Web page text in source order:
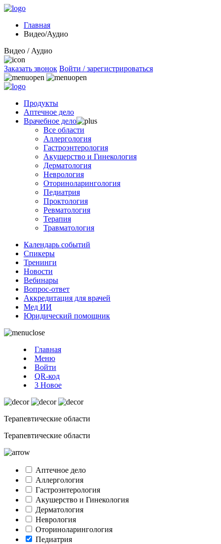
Главная
Видео/Аудио
Видео / Аудио
Заказать звонок Войти / зарегистрироваться
Продукты
Аптечное дело
Врачебное дело
Все области
Аллергология
Гастроэнтерология
Акушерство и Гинекология
Дерматология
Неврология
Оториноларингология
Педиатрия
Проктология
Ревматология
Терапия
Травматология
Календарь событий
Спикеры
Тренинги
Новости
Вебинары
Вопрос-ответ
Аккредитация для врачей
Мед ИИ
Юридический помощник
Главная
Меню
Войти
QR-код
3 Новое
Терапевтические области
Терапевтические области
Аптечное дело
Аллергология
Гастроэнтерология
Акушерство и Гинекология
Дерматология
Неврология
Оториноларингология
Педиатрия